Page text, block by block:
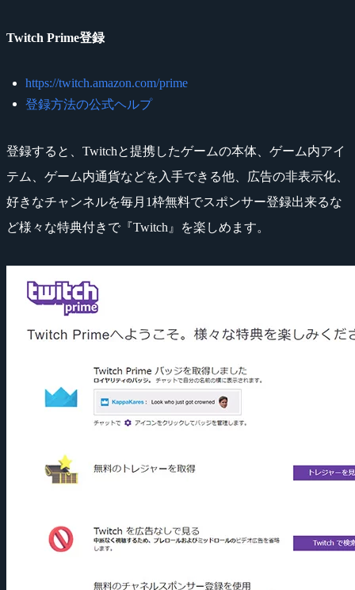
Twitch Prime登録
https://twitch.amazon.com/prime
登録方法の公式ヘルプ
登録すると、Twitchと提携したゲームの本体、ゲーム内アイ
テム、ゲーム内通貨などを入手できる他、広告の非表示化、
好きなチャンネルを毎月1枠無料でスポンサー登録出来るな
ど様々な特典付きで『Twitch』を楽しめます。